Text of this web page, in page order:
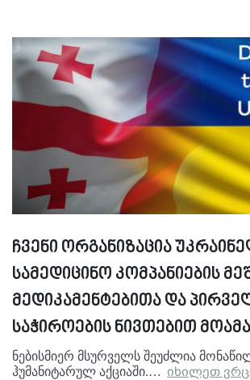
ჩვენი ორგანიზაცია
სამედიცინო კომპანიების
მედიკამენტებითა და
საჭიროების ნივთებით
ნებისმიერ მსურველს შეუძლია
ჰუმანიტარულ აქციაში.… იხილეთ